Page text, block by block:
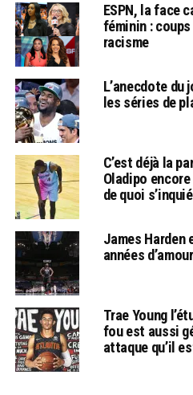
ESPN, la face
féminin :
racisme
L’anecdote du
les séries de
C’est déjà la
Oladipo
de quoi
James Harden
années
Trae Young
fou est aussi
attaque qu’il